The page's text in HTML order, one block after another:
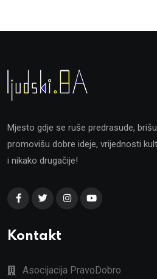
Mjesto gdje se ruše predrasude,
promovišu dobre ideje, vrijednosti
i nikako drugačije!
Kontakt
Asocijacija PravoDobro